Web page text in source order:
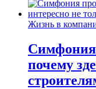
Жизнь в
Симфония
почему